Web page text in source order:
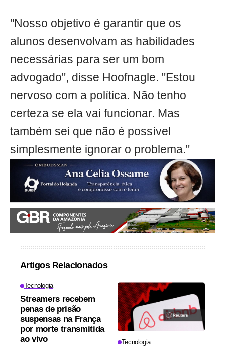
"Nosso objetivo é garantir que os
alunos desenvolvam as habilidades
necessárias para ser um bom
advogado", disse Hoofnagle. "Estou
nervoso com a política. Não tenho
certeza se ela vai funcionar. Mas
também sei que não é possível
simplesmente ignorar o problema."
Artigos Relacionados
Tecnologia
Streamers recebem
penas de prisão
suspensas na França
por morte transmitida
ao vivo
Tecnologia